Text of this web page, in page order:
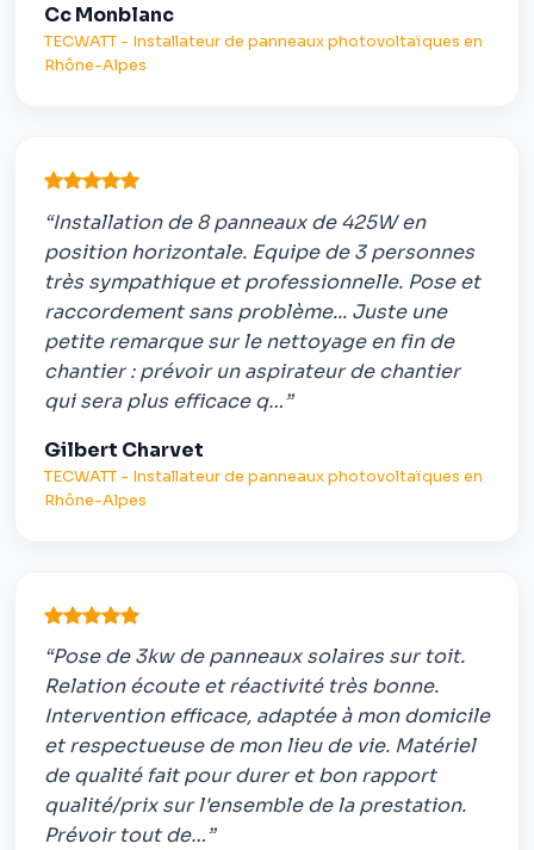
Cc Monblanc
TECWATT - Installateur de panneaux photovoltaïques en
Rhône-Alpes
“Installation de 8 panneaux de 425W en
position horizontale. Equipe de 3 personnes
très sympathique et professionnelle. Pose et
raccordement sans problème... Juste une
petite remarque sur le nettoyage en fin de
chantier : prévoir un aspirateur de chantier
qui sera plus efficace q…”
Gilbert Charvet
TECWATT - Installateur de panneaux photovoltaïques en
Rhône-Alpes
“Pose de 3kw de panneaux solaires sur toit.
Relation écoute et réactivité très bonne.
Intervention efficace, adaptée à mon domicile
et respectueuse de mon lieu de vie. Matériel
de qualité fait pour durer et bon rapport
qualité/prix sur l'ensemble de la prestation.
Prévoir tout de…”